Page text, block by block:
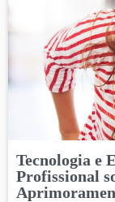
Tecnologia e
Profissional